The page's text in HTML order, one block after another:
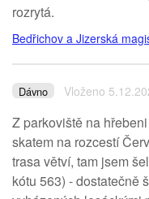
rozrytá.
Bedřichov a Jizerská
Dávno Vloženo
Z parkoviště na
skatem na rozcestí
trasa větví, tam jsem
kótu 563) - dostatečně